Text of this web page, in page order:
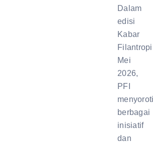
Dalam
edisi
Kabar
Filantropi
Mei
2026,
PFI
berbagai
inisiatif
dan